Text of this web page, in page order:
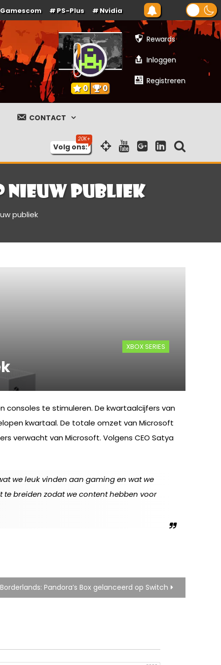
Gamescom PS-Plus Nvidia
Rewards
Inloggen
Registreren
0 0
CONTACT
Volg ons:
nieuw publiek
publiek
XBOX SERIES
te stimuleren. De kwartaalcijfers van
kwartaal. De totale omzet van Microsoft
verwacht van Microsoft. Volgens CEO Satya
we leuk vinden aan gaming en wat we
breiden zodat we content hebben voor
Pandora’s Box gelanceerd op Switch